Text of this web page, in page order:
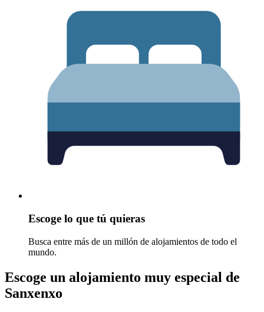
Escoge lo que tú quieras
Busca entre más de un millón de alojamientos de todo el
mundo.
Escoge un alojamiento muy especial de
Sanxenxo